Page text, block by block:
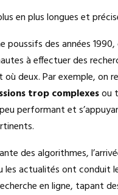
en plus longues et
poussifs des années
à effectuer des
où deux. Par exemple, on
trop complexesou
performant et
des algorithmes,
les actualités ont conduit
en ligne, tapant